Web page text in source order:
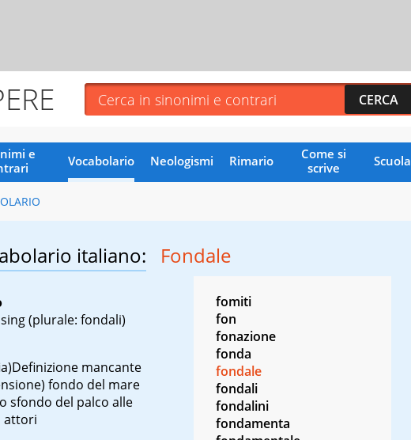
e
Vocabolario Neologismi Rimario
Come si
scrive
Scuola
italiano: Fondale
(plurale: fondali)
mancante
fondo del mare
sfondo del palco alle
attori
fomiti
fon
fonazione
fonda
fondale
fondali
fondalini
fondamenta